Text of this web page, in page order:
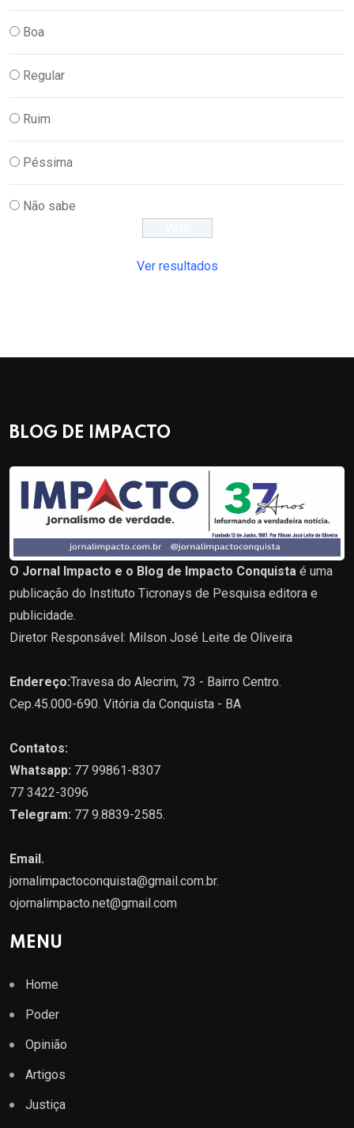
Boa
Regular
Ruim
Péssima
Não sabe
Ver resultados
BLOG DE IMPACTO
O Jornal Impacto e o Blog de Impacto Conquista é uma
publicação do Instituto Ticronays de Pesquisa editora e
publicidade.
Diretor Responsável: Milson José Leite de Oliveira
Endereço:Travesa do Alecrim, 73 - Bairro Centro.
Cep.45.000-690. Vitória da Conquista - BA
Contatos:
Whatsapp: 77 99861-8307
77 3422-3096
Telegram: 77 9.8839-2585.
Email.
jornalimpactoconquista@gmail.com.br.
ojornalimpacto.net@gmail.com
MENU
Home
Poder
Opinião
Artigos
Justiça